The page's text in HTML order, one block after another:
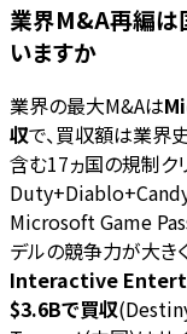
業界M&A再編は
いますか
業界の最大M&Aは
収で、買収額は業界
含む17ヵ国の規制ク
Microsoft Game
デルの競争力が大き
Interactive
$3.6Bで買収